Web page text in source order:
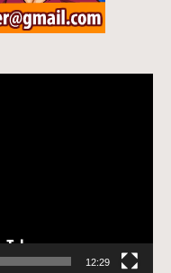
12:29